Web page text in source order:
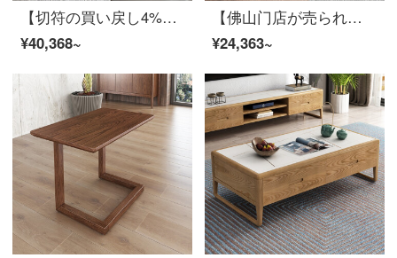
【切符の買い戻し4%】慕尼思丹茶の実木茶の数は、北米の黒胡桃実木茶の数は、新しい中国式北欧客間家具岩板茶の組み合わせである。
¥40,368~
【佛山门店が売られています】慕尼思丹のロッカーソファーの辺の棚の新中国式北欧客間の物置場の多目的な棚の白蝋の木【中の棚+辺の箱】【輸入の白い蝋の木+環境保護のワニス】
¥24,363~